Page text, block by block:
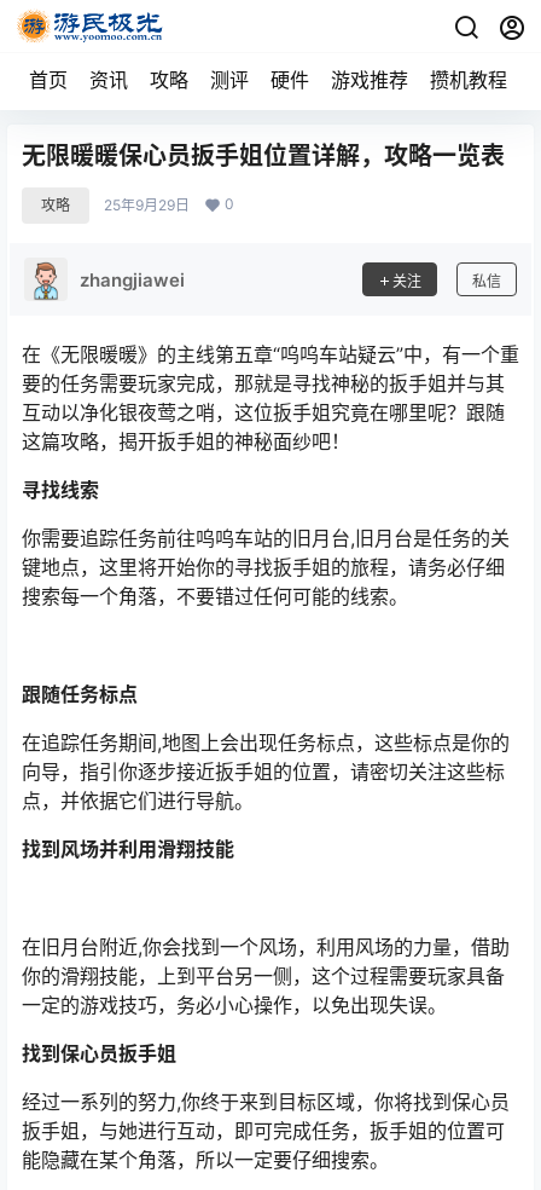
首页 资讯 攻略 测评 硬件 游戏推荐 攒机教程
无限暖暖保心员扳手姐位置详解，攻略一览表
攻略 25年9月29日 0
zhangjiawei 关注 私信
在《无限暖暖》的主线第五章“呜呜车站疑云”中，有一个重
要的任务需要玩家完成，那就是寻找神秘的扳手姐并与其
互动以净化银夜莺之哨，这位扳手姐究竟在哪里呢？跟随
这篇攻略，揭开扳手姐的神秘面纱吧！
寻找线索
你需要追踪任务前往呜呜车站的旧月台,旧月台是任务的关
键地点，这里将开始你的寻找扳手姐的旅程，请务必仔细
搜索每一个角落，不要错过任何可能的线索。
跟随任务标点
在追踪任务期间,地图上会出现任务标点，这些标点是你的
向导，指引你逐步接近扳手姐的位置，请密切关注这些标
点，并依据它们进行导航。
找到风场并利用滑翔技能
在旧月台附近,你会找到一个风场，利用风场的力量，借助
你的滑翔技能，上到平台另一侧，这个过程需要玩家具备
一定的游戏技巧，务必小心操作，以免出现失误。
找到保心员扳手姐
经过一系列的努力,你终于来到目标区域，你将找到保心员
扳手姐，与她进行互动，即可完成任务，扳手姐的位置可
能隐藏在某个角落，所以一定要仔细搜索。